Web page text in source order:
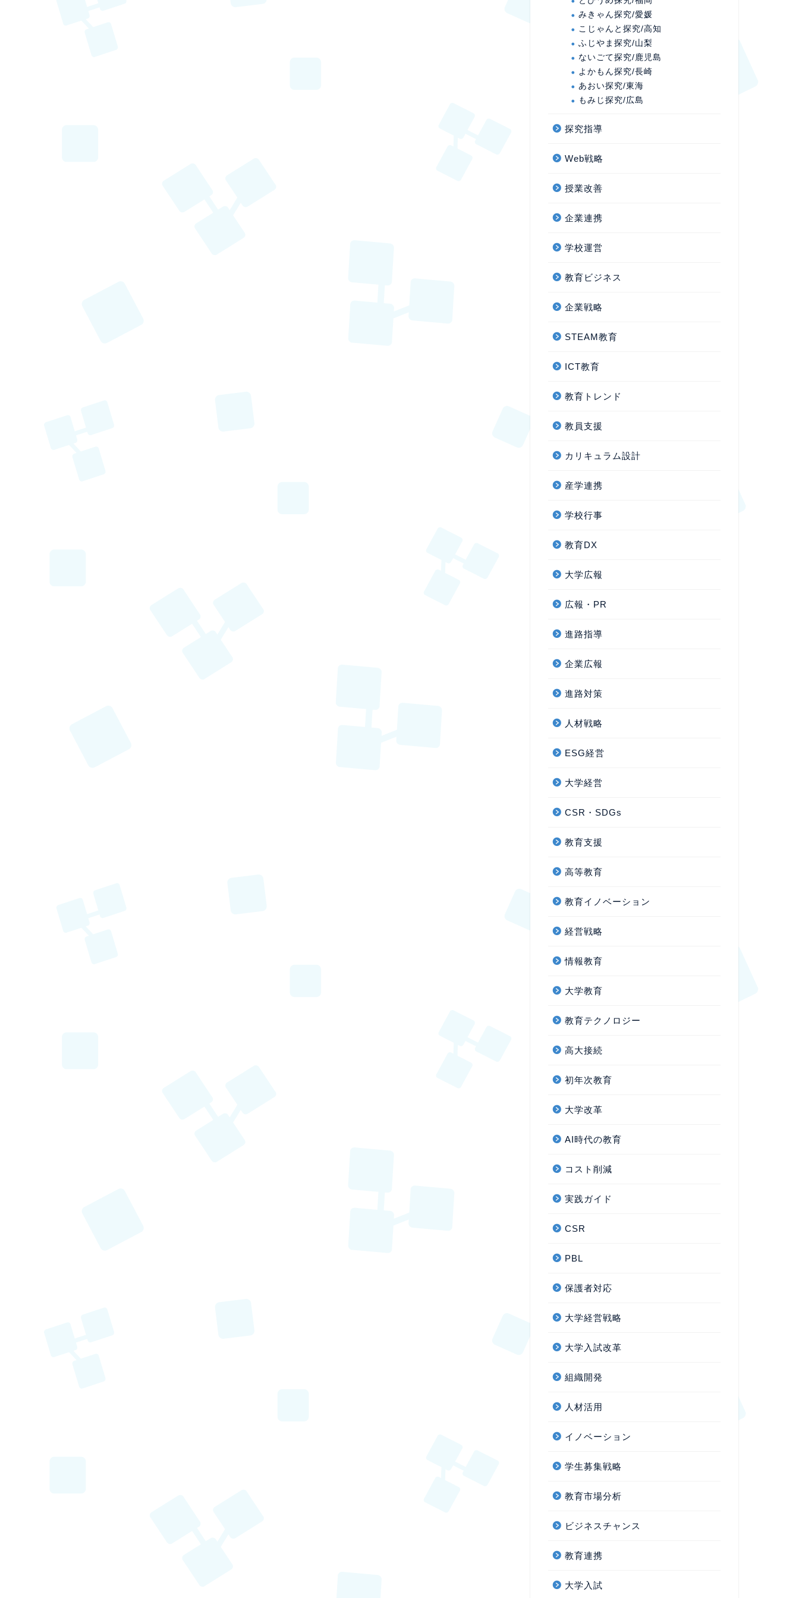
みきゃん探究/愛媛
こじゃんと探究/高知
ふじやま探究/山梨
ないごて探究/鹿児島
よかもん探究/長崎
あおい探究/東海
もみじ探究/広島
探究指導
Web戦略
授業改善
企業連携
学校運営
教育ビジネス
企業戦略
STEAM教育
ICT教育
教育トレンド
教員支援
カリキュラム設計
産学連携
学校行事
教育DX
大学広報
広報・PR
進路指導
企業広報
進路対策
人材戦略
ESG経営
大学経営
CSR・SDGs
教育支援
高等教育
教育イノベーション
経営戦略
情報教育
大学教育
教育テクノロジー
高大接続
初年次教育
大学改革
AI時代の教育
コスト削減
実践ガイド
CSR
PBL
保護者対応
大学経営戦略
大学入試改革
組織開発
人材活用
イノベーション
学生募集戦略
教育市場分析
ビジネスチャンス
教育連携
大学入試